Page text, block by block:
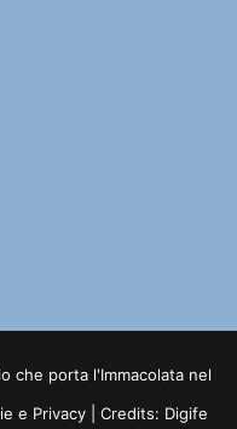
che porta l'Immacolata nel
e Privacy | Credits: Digife